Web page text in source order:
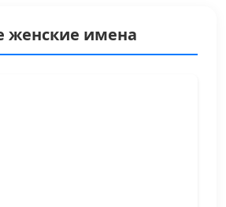
женские имена